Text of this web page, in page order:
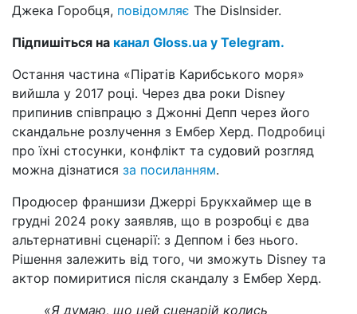
Джека Горобця, повідомляє The DisInsider.
Підпишіться на канал Gloss.ua у Telegram.
Остання частина «Піратів Карибського моря»
вийшла у 2017 році. Через два роки Disney
припинив співпрацю з Джонні Депп через його
скандальне розлучення з Ембер Херд. Подробиці
про їхні стосунки, конфлікт та судовий розгляд
можна дізнатися за посиланням.
Продюсер франшизи Джеррі Брукхаймер ще в
грудні 2024 року заявляв, що в розробці є два
альтернативні сценарії: з Деппом і без нього.
Рішення залежить від того, чи зможуть Disney та
актор помиритися після скандалу з Ембер Херд.
«Я думаю, що цей сценарій колись